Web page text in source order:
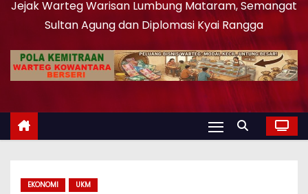
Jejak Warteg Warisan Lumbung Mataram, Semangat
Sultan Agung dan Diplomasi Kyai Rangga
EKONOMI UKM